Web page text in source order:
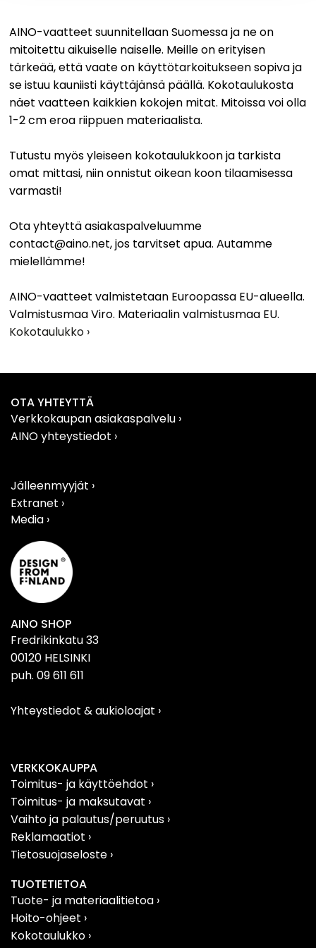
AINO-vaatteet suunnitellaan Suomessa ja ne on
mitoitettu aikuiselle naiselle. Meille on erityisen
tärkeää, että vaate on käyttötarkoitukseen sopiva ja
se istuu kauniisti käyttäjänsä päällä. Kokotaulukosta
näet vaatteen kaikkien kokojen mitat. Mitoissa voi olla
1-2 cm eroa riippuen materiaalista.
Tutustu myös yleiseen kokotaulukkoon ja tarkista
omat mittasi, niin onnistut oikean koon tilaamisessa
varmasti!
Ota yhteyttä asiakaspalveluumme
contact@aino.net, jos tarvitset apua. Autamme
mielellämme!
AINO-vaatteet valmistetaan Euroopassa EU-alueella.
Valmistusmaa Viro. Materiaalin valmistusmaa EU.
Kokotaulukko ›
OTA YHTEYTTÄ
Verkkokaupan asiakaspalvelu ›
AINO yhteystiedot ›
Jälleenmyyjät ›
Extranet ›
Media ›
AINO SHOP
Fredrikinkatu 33
00120 HELSINKI
puh. 09 611 611
Yhteystiedot & aukioloajat ›
VERKKOKAUPPA
Toimitus- ja käyttöehdot ›
Toimitus- ja maksutavat ›
Vaihto ja palautus/peruutus ›
Reklamaatiot ›
Tietosuojaseloste ›
TUOTETIETOA
Tuote- ja materiaalitietoa ›
Hoito-ohjeet ›
Kokotaulukko ›